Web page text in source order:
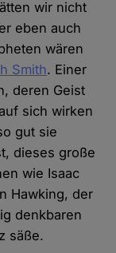
wir nicht
eben auch
wären
Smith. Einer
deren Geist
sich wirken
gut sie
dieses große
wie Isaac
Hawking, der
denkbaren
säße.